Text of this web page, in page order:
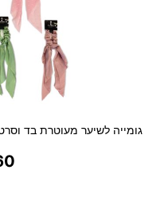
גומייה לשיער מעוטרת בד